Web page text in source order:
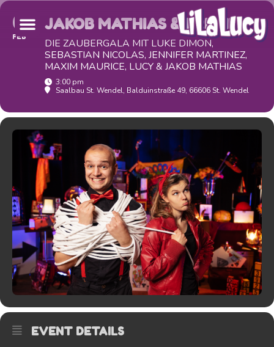
04
FEB
JAKOB MATHIAS & FRIENDS
DIE ZAUBERGALA MIT LUKE DIMON,
SEBASTIAN NICOLAS, JENNIFER MARTINEZ,
MAXIM MAURICE, LUCY & JAKOB MATHIAS
3:00 pm
Saalbau St. Wendel, Balduinstraße 49, 66606 St. Wendel
EVENT DETAILS